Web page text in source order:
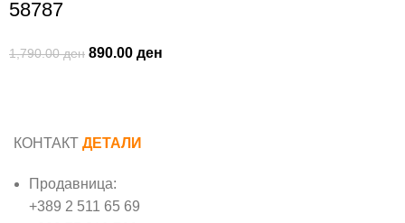
58787
1,790.00ден 890.00ден
КОНТАКТ ДЕТАЛИ
Продавница:
+389 2 511 65 69